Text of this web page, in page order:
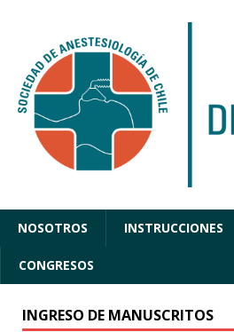
NOSOTROS INSTRUCCIONES
CONGRESOS
INGRESO DE MANUSCRITOS